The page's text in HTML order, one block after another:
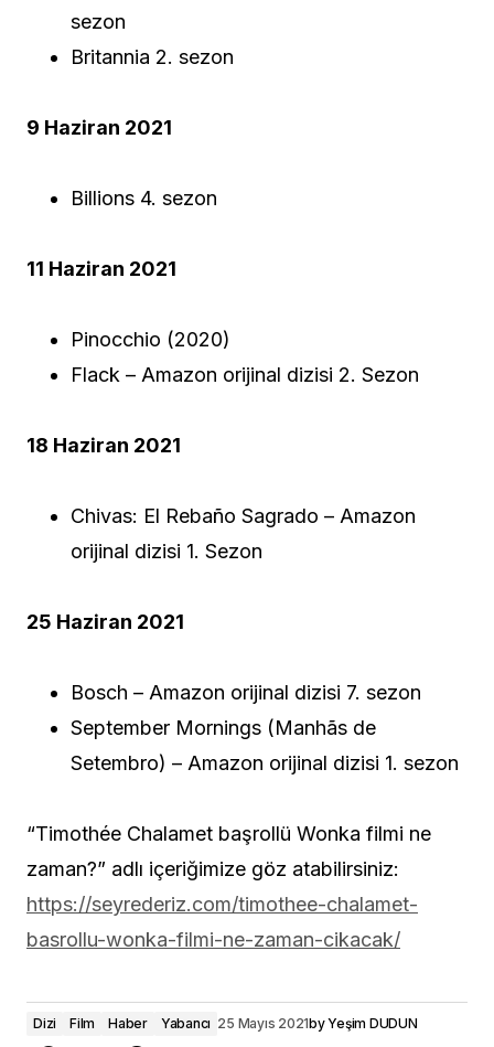
sezon
Britannia 2. sezon
9 Haziran 2021
Billions 4. sezon
11 Haziran 2021
Pinocchio (2020)
Flack – Amazon orijinal dizisi 2. Sezon
18 Haziran 2021
Chivas: El Rebaño Sagrado – Amazon
orijinal dizisi 1. Sezon
25 Haziran 2021
Bosch – Amazon orijinal dizisi 7. sezon
September Mornings (Manhãs de
Setembro) – Amazon orijinal dizisi 1. sezon
“Timothée Chalamet başrollü Wonka filmi ne
zaman?” adlı içeriğimize göz atabilirsiniz:
https://seyrederiz.com/timothee-chalamet-
basrollu-wonka-filmi-ne-zaman-cikacak/
Dizi Film Haber Yabancı 25 Mayıs 2021byYeşim DUDUN